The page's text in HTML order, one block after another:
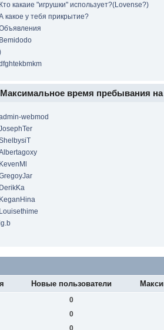
Кто какаие "игрушки" использует?(Lovense?)
какое у тебя прикрытие?
Bemidodo
Максимальное время пребывания
webmod
KevenMl
DerikKa
KeganHina
Louisethime
Новые пользователи
0
0
0